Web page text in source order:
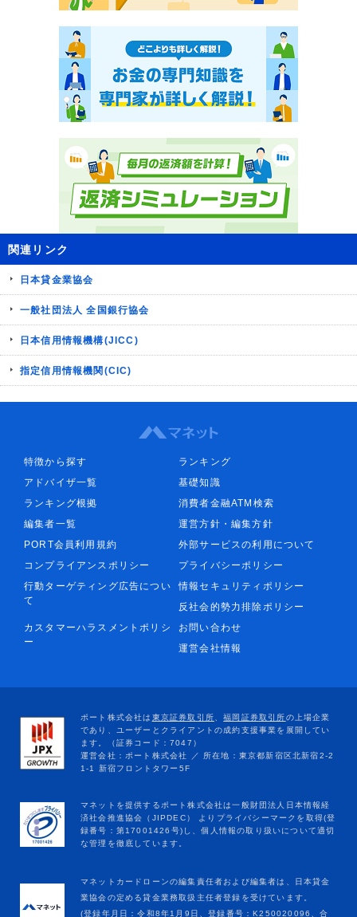
関連リンク
日本貸金業協会
一般社団法人 全国銀行協会
日本信用情報機構(JICC)
指定信用情報機関(CIC)
特徴から探す
ランキング
アドバイザ一覧
基礎知識
ランキング根拠
消費者金融ATM検索
編集者一覧
運営方針・編集方針
PORT会員利用規約
外部サービスの利用について
コンプライアンスポリシー
プライバシーポリシー
行動ターゲティング広告につい
て
情報セキュリティポリシー
反社会的勢力排除ポリシー
カスタマーハラスメントポリシ
ー
お問い合わせ
運営会社情報
マネットカードローンの編集責任者および編集者は、日本貸金
業協会の定める貸金業務取扱主任者登録を受けています。
(登録年月日：令和8年1月9日、登録番号：K250020096、合